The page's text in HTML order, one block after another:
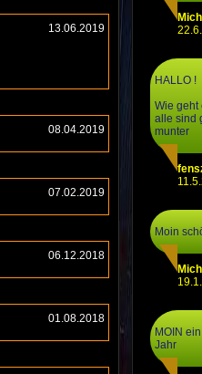
13.06.2019
08.04.2019
07.02.2019
06.12.2018
01.08.2018
HALLO !
Wie geht
alle sind
munter
Moin
MOIN
Jahr